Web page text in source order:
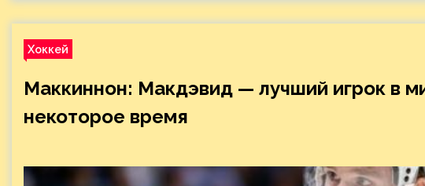
Хоккей
Маккиннон: Макдэвид — лучший игрок в
некоторое время